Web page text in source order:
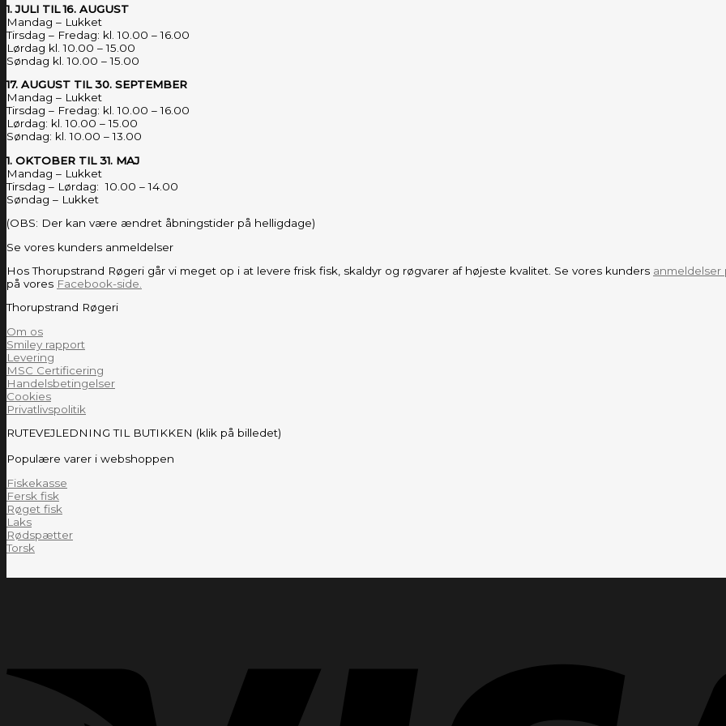
1. JULI TIL 16. AUGUST
Mandag – Lukket
Tirsdag – Fredag: kl. 10.00 – 16.00
Lørdag kl. 10.00 – 15.00
Søndag kl. 10.00 – 15.00
17. AUGUST TIL 30. SEPTEMBER
Mandag – Lukket
Tirsdag – Fredag: kl. 10.00 – 16.00
Lørdag: kl. 10.00 – 15.00
Søndag: kl. 10.00 – 13.00
1. OKTOBER TIL 31. MAJ
Mandag – Lukket
Tirsdag – Lørdag: 10.00 – 14.00
Søndag – Lukket
(OBS: Der kan være ændret åbningstider på helligdage)
Se vores kunders anmeldelser
Hos Thorupstrand Røgeri går vi meget op i at levere frisk fisk, skaldyr og røgvarer af højeste kvalitet. Se vores kunders anmeldelser
på vores Facebook-side.
Thorupstrand Røgeri
Om os
Smiley rapport
Levering
MSC Certificering
Handelsbetingelser
Cookies
Privatlivspolitik
RUTEVEJLEDNING TIL BUTIKKEN (klik på billedet)
Populære varer i webshoppen
Fiskekasse
Fersk fisk
Røget fisk
Laks
Rødspætter
Torsk